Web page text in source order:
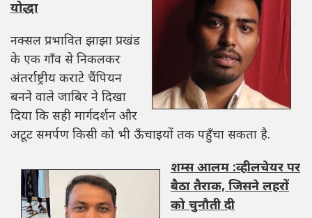
योद्धा
नक्सल प्रभावित झाझा प्रखंड
के एक गाँव से निकलकर
अंतर्राष्ट्रीय कराटे चैंपियन
बनने वाले जाबिर ने दिखा
दिया कि सही मार्गदर्शन और
अटूट समर्पण किसी को भी ऊँचाइयों तक पहुँचा सकता है.
शम्स आलम :व्हीलचेयर पर
बैठा तैराक, जिसने लहरों
को चुनौती दी